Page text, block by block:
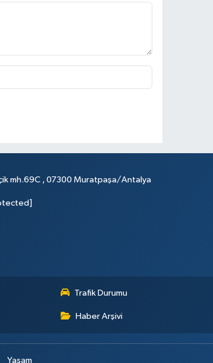
mh.69C , 07300 Muratpaşa/Antalya
Trafik Durumu
Haber Arşivi
Yaşam